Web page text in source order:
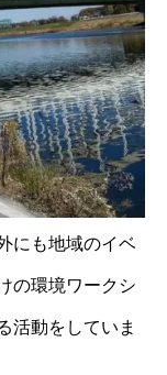
にも地域のイベ
の環境ワークシ
活動をしていま